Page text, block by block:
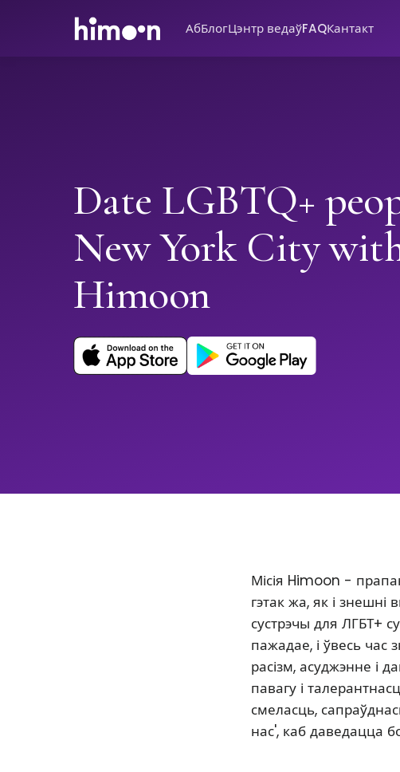
АбБлогЦэнтр ведаўFAQКантакт
Date LGBTQ+
New York City
Himoon
Місія Himoon -
гэтак жа, як і
сустрэчы для ЛГБТ+
пажадае, і ўвесь час
расізм, асуджэнне і
павагу і
смеласць,
нас', каб даведацца